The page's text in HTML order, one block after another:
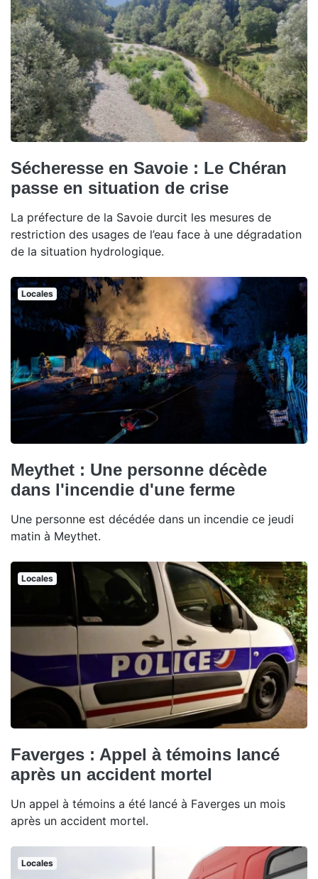
Sécheresse en Savoie : Le Chéran
passe en situation de crise
La préfecture de la Savoie durcit les mesures de
restriction des usages de l’eau face à une dégradation
de la situation hydrologique.
Locales
Meythet : Une personne décède
dans l'incendie d'une ferme
Une personne est décédée dans un incendie ce jeudi
matin à Meythet.
Locales
Faverges : Appel à témoins lancé
après un accident mortel
Un appel à témoins a été lancé à Faverges un mois
après un accident mortel.
Locales